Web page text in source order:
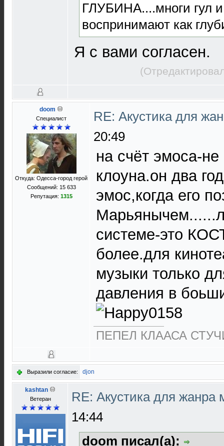
ГЛУБИНА....многи гул
воспринимают как
Я с вами согласен.
doom
Специалист
Откуда: Одесса-город герой
Сообщений: 15 633
Репутация: 1315
RE: Акустика для
20:49
на счёт эмоса-не
клоуна.он два
эмос,когда его
системе-это
более.для
музыки только
давления в
ПЕПЕЛ КЛААСА
Выразили согласие: djon
kashtan
Ветеран
RE: Акустика для жанра
14:44
doom писал(а):